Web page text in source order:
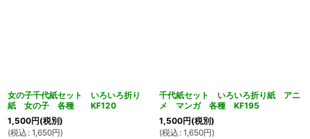
女の子千代紙セット いろいろ折り
紙 女の子 各種 KF120
1,500円(税別)
(税込 : 1,650円)
千代紙セット いろいろ折り紙 アニ
メ マンガ 各種 KF195
1,500円(税別)
(税込 : 1,650円)